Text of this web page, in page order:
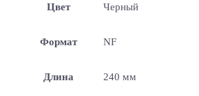
Цвет Черный
Формат NF
Длина 240 мм